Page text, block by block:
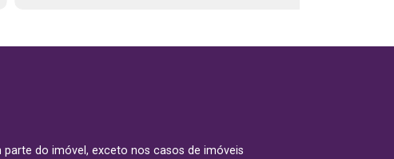
do imóvel, exceto nos casos de imóveis